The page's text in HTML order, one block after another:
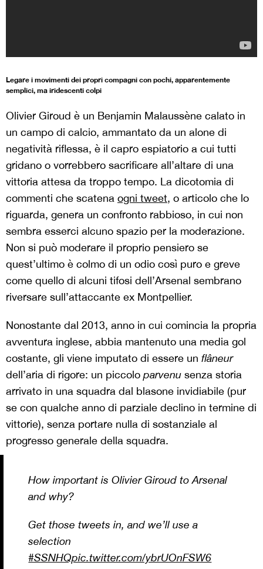
Legare i movimenti dei propri compagni con pochi, apparentemente
semplici, ma iridescenti colpi
Olivier Giroud è un Benjamin Malaussène calato in
un campo di calcio, ammantato da un alone di
negatività riflessa, è il capro espiatorio a cui tutti
gridano o vorrebbero sacrificare all’altare di una
vittoria attesa da troppo tempo. La dicotomia di
commenti che scatena ogni tweet, o articolo che lo
riguarda, genera un confronto rabbioso, in cui non
sembra esserci alcuno spazio per la moderazione.
Non si può moderare il proprio pensiero se
quest’ultimo è colmo di un odio così puro e greve
come quello di alcuni tifosi dell’Arsenal sembrano
riversare sull’attaccante ex Montpellier.
Nonostante dal 2013, anno in cui comincia la propria
avventura inglese, abbia mantenuto una media gol
costante, gli viene imputato di essere un flâneur
dell’aria di rigore: un piccolo parvenu senza storia
arrivato in una squadra dal blasone invidiabile (pur
se con qualche anno di parziale declino in termine di
vittorie), senza portare nulla di sostanziale al
progresso generale della squadra.
How important is Olivier Giroud to Arsenal
and why?
Get those tweets in, and we’ll use a
selection
#SSNHQpic.twitter.com/ybrUOnFSW6